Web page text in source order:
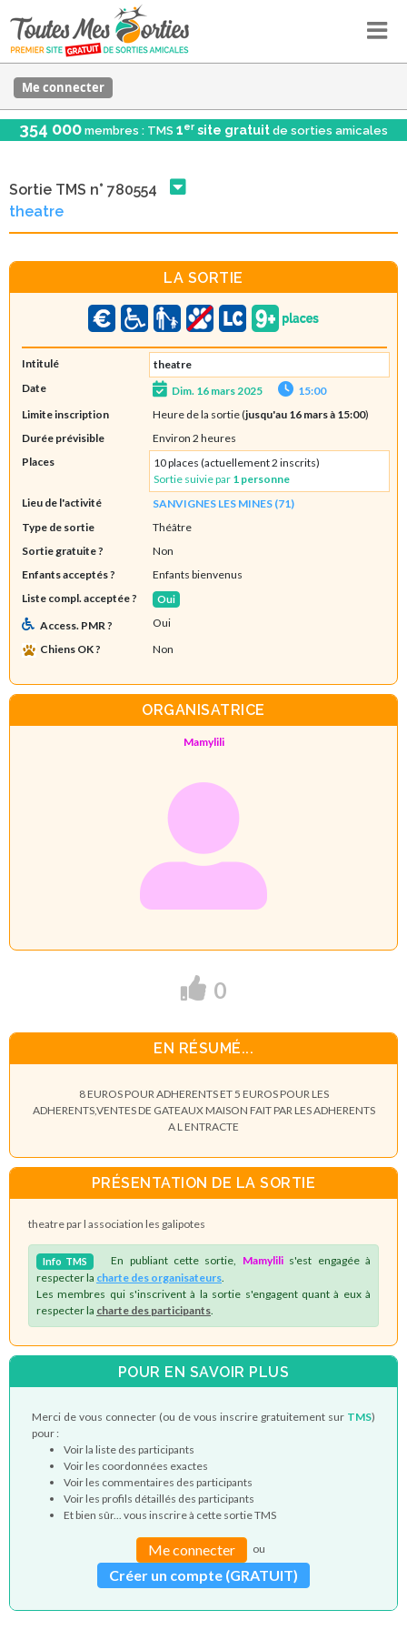
Me connecter
354 000 membres : TMS 1er site gratuit de sorties amicales
Sortie TMS n° 780554
theatre
LA SORTIE
Intitulé
theatre
Date
Dim. 16 mars 2025
15:00
Limite inscription
Heure de la sortie (jusqu'au 16 mars à 15:00)
Durée prévisible
Environ 2 heures
Places
10 places (actuellement 2 inscrits)
Sortie suivie par 1 personne
Lieu de l'activité
SANVIGNES LES MINES (71)
Type de sortie
Théâtre
Sortie gratuite ?
Non
Enfants acceptés ?
Enfants bienvenus
Liste compl. acceptée ?
Oui
Access. PMR ?
Oui
Chiens OK ?
Non
ORGANISATRICE
Mamylili
0
EN RÉSUMÉ...
8 EUROS POUR ADHERENTS ET 5 EUROS POUR LES
ADHERENTS,VENTES DE GATEAUX MAISON FAIT PAR LES ADHERENTS
A L ENTRACTE
PRÉSENTATION DE LA SORTIE
theatre par l association les galipotes
Info TMS En publiant cette sortie, Mamylilis'est engagée à
respecter la charte des organisateurs
Les membres qui s'inscrivent à la sortie s'engagent quant à eux à
respecter la charte des participants
POUR EN SAVOIR PLUS
Merci de vous connecter (ou de vous inscrire gratuitement sur TMS)
pour :
Voir la liste des participants
Voir les coordonnées exactes
Voir les commentaires des participants
Voir les profils détaillés des participants
Et bien sûr... vous inscrire à cette sortie TMS
Me connecter ou
Créer un compte (GRATUIT)